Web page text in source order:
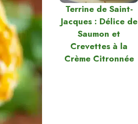
Terrine de Saint-
Jacques : Délice de
Saumon et
Crevettes à la
Crème Citronnée